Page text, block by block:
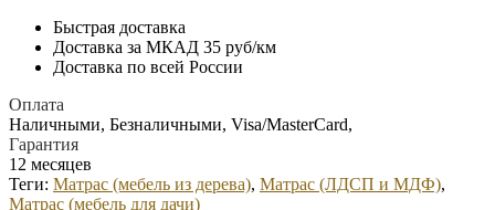
Быстрая доставка
Доставка за МКАД 35 руб/км
Доставка по всей России
Оплата
Наличными, Безналичными, Visa/MasterCard,
Гарантия
12 месяцев
Теги: Матрас (мебель из дерева), Матрас (ЛДСП и МДФ),
Матрас (мебель для дачи)